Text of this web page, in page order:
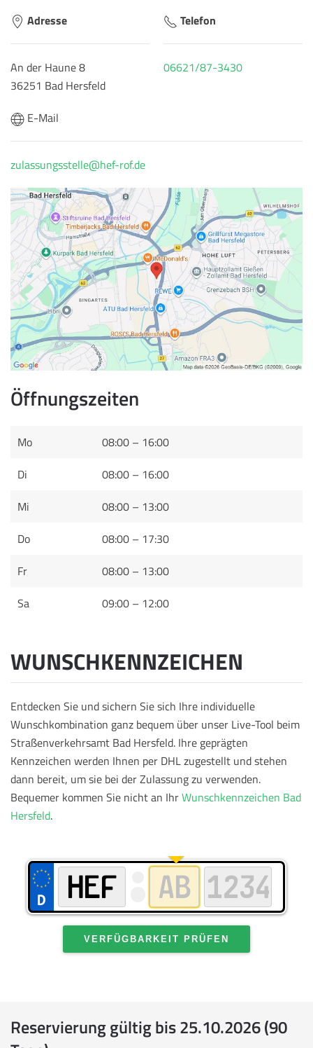
Adresse
An der Haune 8
36251 Bad Hersfeld
Telefon
06621/87-3430
E-Mail
zulassungsstelle@hef-rof.de
Öffnungszeiten
Mo
08:00 – 16:00
Di
08:00 – 16:00
Mi
08:00 – 13:00
Do
08:00 – 17:30
Fr
08:00 – 13:00
Sa
09:00 – 12:00
WUNSCHKENNZEICHEN
Entdecken Sie und sichern Sie sich Ihre individuelle
Wunschkombination ganz bequem über unser Live-Tool beim
Straßenverkehrsamt Bad Hersfeld. Ihre geprägten
Kennzeichen werden Ihnen per DHL zugestellt und stehen
dann bereit, um sie bei der Zulassung zu verwenden.
Bequemer kommen Sie nicht an IhrWunschkennzeichen Bad
Hersfeld.
VERFÜGBARKEIT PRÜFEN
Reservierung gültig bis 25.10.2026 (90